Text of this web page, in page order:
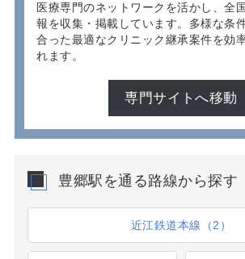
医療専門のネットワークを活かし、全
報を収集・掲載しています。多様な条
合った最適なクリニック継承案件を効
れます。
専門サイトへ移動
豊郷駅を通る路線から探す
近江鉄道本線（2）